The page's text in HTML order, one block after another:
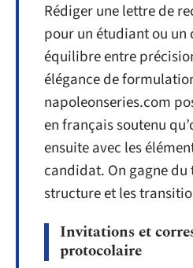
Rédiger une lettre de
pour un étudiant ou un
équilibre entre
élégance de
napoleonseries.com
en français soutenu
ensuite avec les
candidat. On gagne du
structure et les
Invitations et
protocolaire